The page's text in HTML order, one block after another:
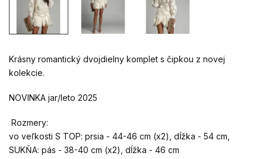
Krásny romantický dvojdielny komplet s čipkou z novej
kolekcie.
NOVINKA jar/leto 2025
Rozmery:
vo veľkosti S TOP: prsia - 44-46 cm (x2), dĺžka - 54 cm,
SUKŇA: pás - 38-40 cm (x2), dĺžka - 46 cm